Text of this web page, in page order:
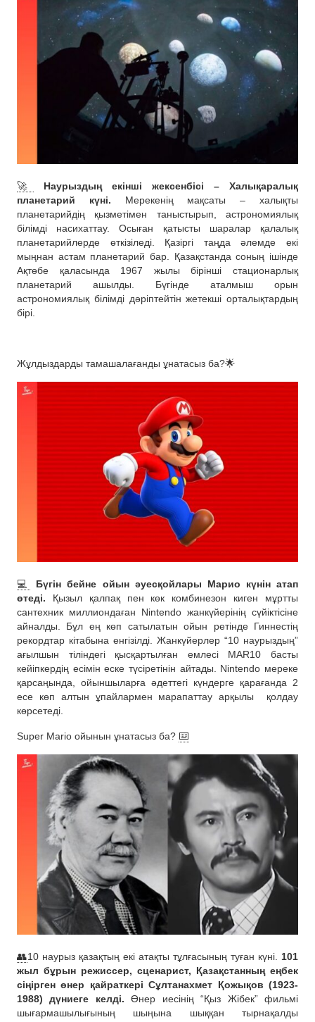
🚀
Наурыздың екінші жексенбісі – Халықаралық
планетарий күні. Мерекенің мақсаты – халықты
планетарийдің қызметімен таныстырып, астрономиялық
білімді насихаттау. Осыған қатысты шаралар қалалық
планетарийлерде өткізіледі. Қазіргі таңда әлемде екі
мыңнан астам планетарий бар. Қазақстанда соның ішінде
Ақтөбе қаласында 1967 жылы бірінші стационарлық
планетарий ашылды. Бүгінде аталмыш орын
астрономиялық білімді дәріптейтін жетекші орталықтардың
бірі.
Жұлдыздарды тамашалағанды ұнатасыз ба?🌟
💻
Бүгін бейне ойын әуесқойлары Марио күнін атап
өтеді. Қызыл қалпақ пен көк комбинезон киген мұртты
сантехник миллиондаған Nintendo жанкүйерінің сүйіктісіне
айналды. Бұл ең көп сатылатын ойын ретінде Гиннестің
рекордтар кітабына енгізілді. Жанкүйерлер “10 наурыздың”
ағылшын тіліндегі қысқартылған емлесі MAR10 басты
кейіпкердің есімін еске түсіретінін айтады. Nintendo мереке
қарсаңында, ойыншыларға әдеттегі күндерге қарағанда 2
есе көп алтын ұпайлармен марапаттау арқылы
қолдау
көрсетеді.
Super Mario ойынын ұнатасыз ба? ⌨️
👥10 наурыз қазақтың екі атақты тұлғасының туған күні. 101
жыл бұрын режиссер, сценарист, Қазақстанның еңбек
сіңірген өнер қайраткері Сұлтанахмет Қожықов (1923-
1988) дүниеге келді. Өнер иесінің “Қыз Жібек” фильмі
шығармашылығының шыңына шыққан тырнақалды